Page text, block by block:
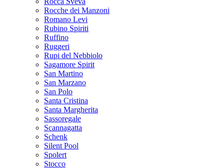
Rocche dei Manzoni
Romano Levi
Rubino Spiriti
Ruffino
Ruggeri
Rupi del Nebbiolo
Sagamore Spirit
San Martino
San Marzano
San Polo
Santa Cristina
Santa Margherita
Sassoregale
Scannagatta
Schenk
Silent Pool
Spolert
Stocco